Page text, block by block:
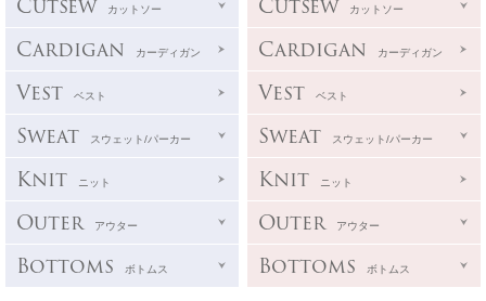
カットソー
Cardigan カーディガン
Vest ベスト
Sweat スウェット/パーカー
Knit ニット
Outer アウター
Bottoms ボトムス
カットソー
Cardigan カーディガン
Vest ベスト
Sweat スウェット/パーカー
Knit ニット
Outer アウター
Bottoms ボトムス